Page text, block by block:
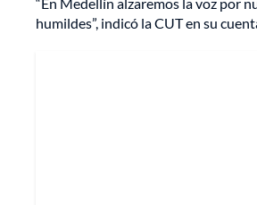
humildes”, indicó la CUT en su